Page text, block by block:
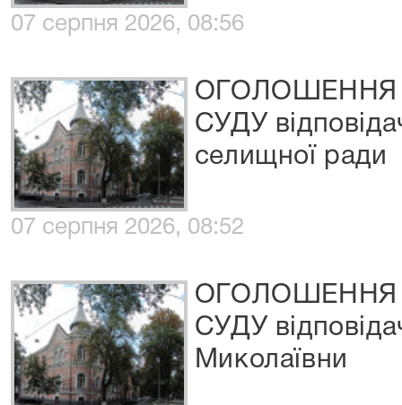
07 серпня 2026, 08:56
ОГОЛОШЕННЯ
СУДУ
селищної ради
07 серпня 2026, 08:52
ОГОЛОШЕННЯ
СУДУ
Миколаївни